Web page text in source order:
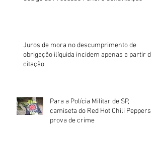
Juros de mora no descumprimento de
obrigação ilíquida incidem apenas a partir da
citação
Para a Polícia Militar de SP,
camiseta do Red Hot Chili Peppers é
prova de crime